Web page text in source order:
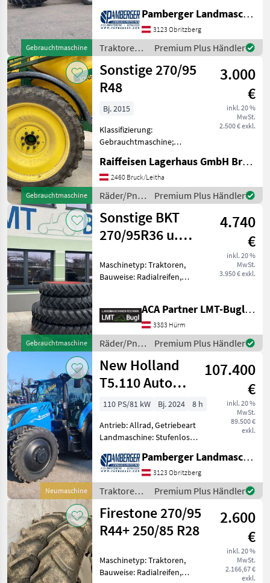
Gebrauchtmaschine
Kabine,
Zapfwellendrehzahl:
540/750,
Höchstgeschwindigkeit in
km/h: 40 km/h, Aufladung:
Turbolader m
Pamberger Landmaschinentechnik GmbH
3123 Obritzberg
Traktoren /
Case IH
Premium Plus Händler
Gebrauchtmaschine
Sonstige 270/95
R48
3.000
€
inkl. 20 %
MwSt.
2.500 € exkl.
Bj. 2015
Klassifizierung:
Gebrauchtmaschine;
Reifentyp: Rad; Hersteller
und Baureihe der
passenden Maschine: BKT
John Deere 840; Anzahl der
Räder/Reife
Raiffeisen Lagerhaus GmbH Bruck/Leitha
2460 Bruck/Leitha
Räder/Pneu/Felgen
/ Sonstige
Premium Plus Händler
Gebrauchtmaschine
Sonstige BKT
270/95R36 u.
4.740
€
inkl. 20 %
MwSt.
3.950 € exkl.
Maschinetyp: Traktoren,
Bauweise: Radialreifen,
Pflegeräder, Felgen
Kulturräder zu Fendt 414 /
415 und 500 Vario Fixfelgen
mit S
ACA Partner LMT-Bugl GmbH
3383 Hürm
Räder/Pneu/Felgen
/ Sonstige
Premium Plus Händler
Neumaschine
New Holland
T5.110 Auto
Command
(Stage V)
107.400
€
inkl. 20 %
MwSt.
89.500 €
exkl.
110 PS/81 kW Bj. 2024
8 h
Antrieb: Allrad, Getriebeart
Landmaschine: Stufenloses
Zapfwellendrehzahl:
540/540E/1000,
Höchstgeschwindigkeit in
km/h: 40 km/h, Aufladung:
Pamberger Landmaschinentechnik GmbH
3123 Obritzberg
Traktoren /
New
Holland
Premium Plus Händler
Firestone 270/95
R44+ 250/85 R28
2.600
€
inkl. 20 %
MwSt.
2.166,67 €
exkl.
Maschinetyp: Traktoren,
Bauweise: Radialreifen,